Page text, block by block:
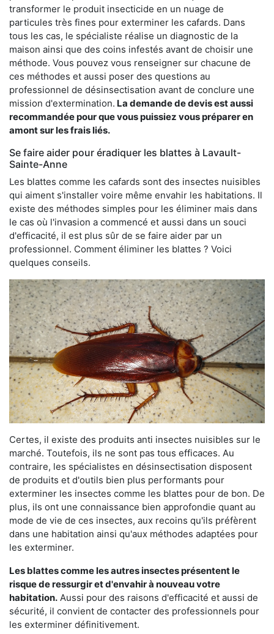
transformer le produit insecticide en un nuage de
particules très fines pour exterminer les cafards. Dans
tous les cas, le spécialiste réalise un diagnostic de la
maison ainsi que des coins infestés avant de choisir une
méthode. Vous pouvez vous renseigner sur chacune de
ces méthodes et aussi poser des questions au
professionnel de désinsectisation avant de conclure une
mission d'extermination. La demande de devis est aussi
recommandée pour que vous puissiez vous préparer en
amont sur les frais liés.
Se faire aider pour éradiquer les blattes à Lavault-
Sainte-Anne
Les blattes comme les cafards sont des insectes nuisibles
qui aiment s'installer voire même envahir les habitations. Il
existe des méthodes simples pour les éliminer mais dans
le cas où l'invasion a commencé et aussi dans un souci
d'efficacité, il est plus sûr de se faire aider par un
professionnel. Comment éliminer les blattes ? Voici
quelques conseils.
Certes, il existe des produits anti insectes nuisibles sur le
marché. Toutefois, ils ne sont pas tous efficaces. Au
contraire, les spécialistes en désinsectisation disposent
de produits et d'outils bien plus performants pour
exterminer les insectes comme les blattes pour de bon. De
plus, ils ont une connaissance bien approfondie quant au
mode de vie de ces insectes, aux recoins qu'ils préfèrent
dans une habitation ainsi qu'aux méthodes adaptées pour
les exterminer.
Les blattes comme les autres insectes présentent le
risque de ressurgir et d'envahir à nouveau votre
habitation. Aussi pour des raisons d'efficacité et aussi de
sécurité, il convient de contacter des professionnels pour
les exterminer définitivement.